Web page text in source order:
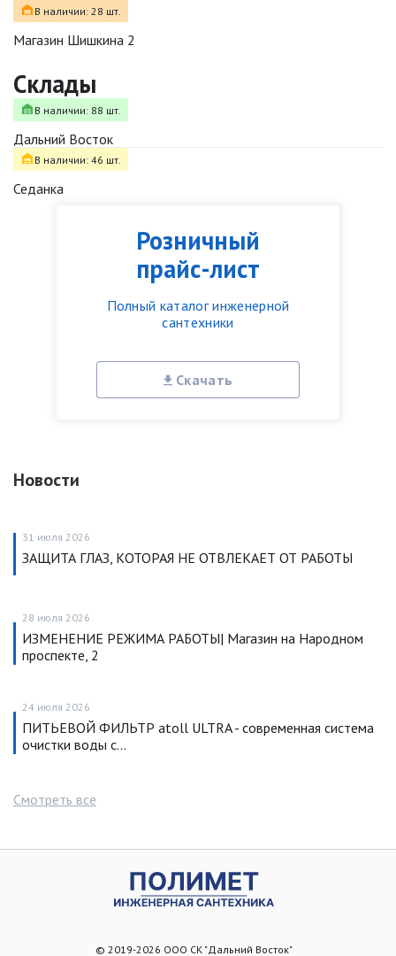
Розничный
прайс-лист
Полный каталог инженерной
сантехники
Скачать
Новости
31 июля 2026
ЗАЩИТА ГЛАЗ, КОТОРАЯ НЕ ОТВЛЕКАЕТ ОТ РАБОТЫ
28 июля 2026
ИЗМЕНЕНИЕ РЕЖИМА РАБОТЫ| Магазин на Народном
проспекте, 2
24 июля 2026
ПИТЬЕВОЙ ФИЛЬТР atoll ULTRA - современная система
очистки воды с…
Смотреть все
В наличии: 28 шт.
Магазин Шишкина 2
Склады
В наличии: 88 шт.
Дальний Восток
В наличии: 46 шт.
Седанка
© 2019-2026 ООО СК "Дальний Восток"